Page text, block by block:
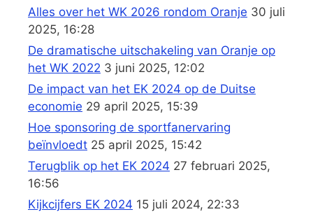
Alles over het WK 2026 rondom Oranje 30 juli
2025, 16:28
De dramatische uitschakeling van Oranje op
het WK 2022 3 juni 2025, 12:02
De impact van het EK 2024 op de Duitse
economie 29 april 2025, 15:39
Hoe sponsoring de sportfanervaring
beïnvloedt 25 april 2025, 15:42
Terugblik op het EK 2024 27 februari 2025,
16:56
Kijkcijfers EK 2024 15 juli 2024, 22:33